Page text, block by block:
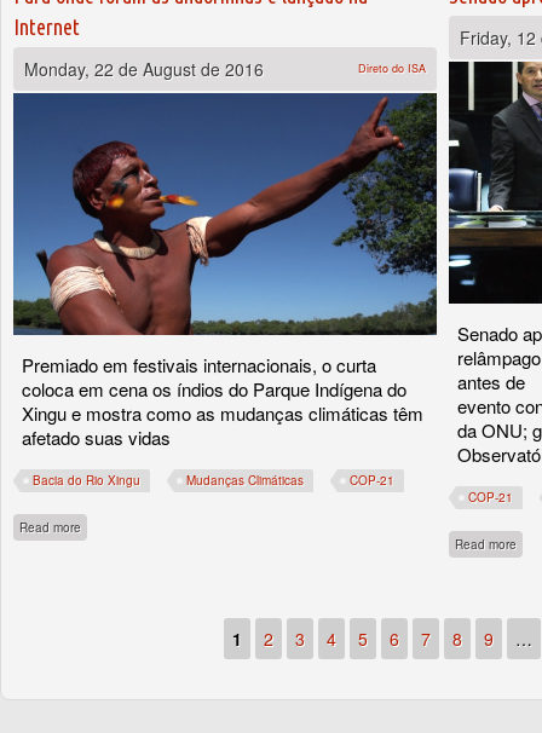
Internet
Monday, 22 de August de 2016
Direto do ISA
Premiado em festivais internacionais, o curta
coloca em cena os índios do Parque Indígena do
Xingu e mostra como as mudanças climáticas têm
afetado suas vidas
Bacia do Rio Xingu Mudanças Climáticas COP-21
Read more
Friday,
Senado
antes de
evento
da ONU;
COP-21
Read more
1 2 3 4 5 6 7 8 9 …